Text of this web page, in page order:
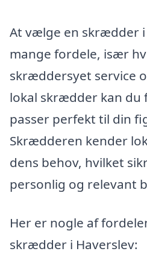
At vælge en skrædder
mange fordele, især
skræddersyet service
lokal skrædder kan du
passer perfekt til din
Skrædderen kender
dens behov, hvilket
personlig og relevant
Her er nogle af
skrædder i Haverslev: